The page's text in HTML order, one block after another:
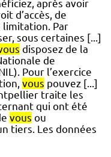
après avoir
d’accès, de
limitation. Par
sous certaines [...]
disposez de la
de
Pour l’exercice
vous pouvez [...]
traite les
qui ont été
vous ou
tiers. Les données